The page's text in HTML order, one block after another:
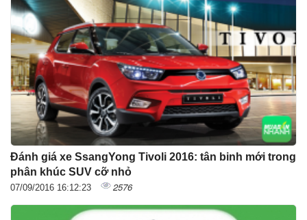
Đánh giá xe SsangYong Tivoli 2016: tân binh mới trong
phân khúc SUV cỡ nhỏ
07/09/2016 16:12:23 2576